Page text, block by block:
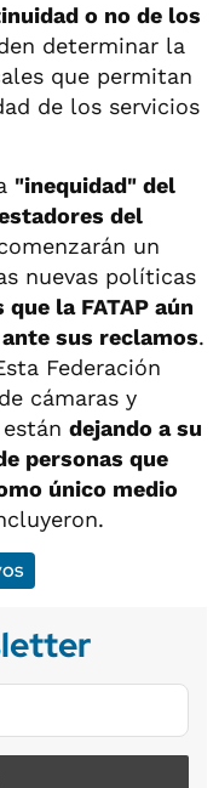
o no de los
determinar la
que permitan
de los servicios
"inequidad" del
del
un
nuevas políticas
la FATAP aún
sus reclamos.
Federación
cámaras y
dejando a su
personas que
único medio